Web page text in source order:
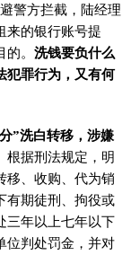
警方拦截，陆经理
来的银行账号提
。 洗钱要负什么
犯罪行为，又有何
”洗白转移，涉嫌
根据刑法规定，明
移、收购、代为销
有期徒刑、拘役或
三年以上七年以下
位判处罚金，并对